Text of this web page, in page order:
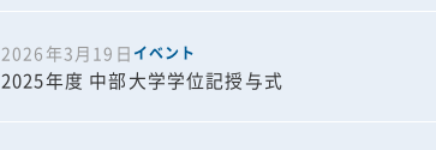
2026年3月19日 イベント
2025年度 中部大学学位記授与式